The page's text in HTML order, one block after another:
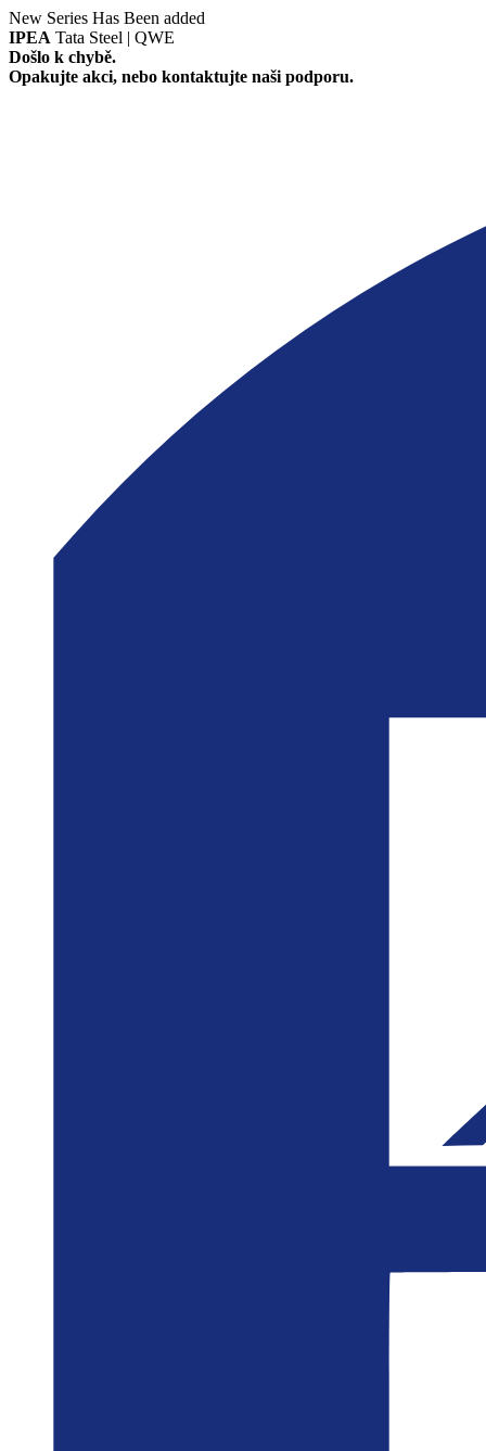
New Series Has Been added
IPEA Tata Steel | QWE
Došlo k chybě.
Opakujte akci, nebo kontaktujte naši podporu.